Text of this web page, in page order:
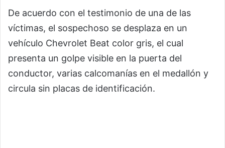
De acuerdo con el testimonio de una de las
víctimas, el sospechoso se desplaza en un
vehículo Chevrolet Beat color gris, el cual
presenta un golpe visible en la puerta del
conductor, varias calcomanías en el medallón y
circula sin placas de identificación.